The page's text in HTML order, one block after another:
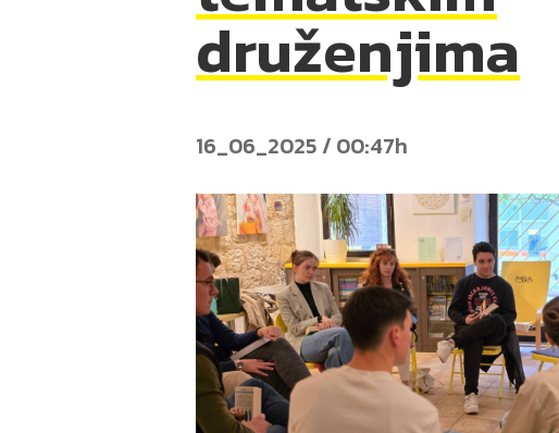
druženjima
16_06_2025 / 00:47h